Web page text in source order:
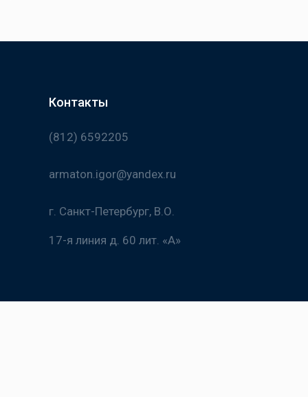
Контакты
(812) 6592205
armaton.igor@yandex.ru
г. Санкт-Петербург, В.О.
17-я линия д. 60 лит. «А»